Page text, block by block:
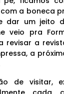
a boneca
dar um jeito
veio pra
revisar a
a
de visitar,